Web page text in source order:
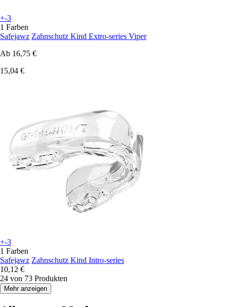
+-3
1 Farben
Safejawz Zahnschutz Kind Extro-series Viper
Ab 16,75 €
15,04 €
+-3
1 Farben
Safejawz Zahnschutz Kind Intro-series
10,12 €
24 von 73 Produkten
Mehr anzeigen